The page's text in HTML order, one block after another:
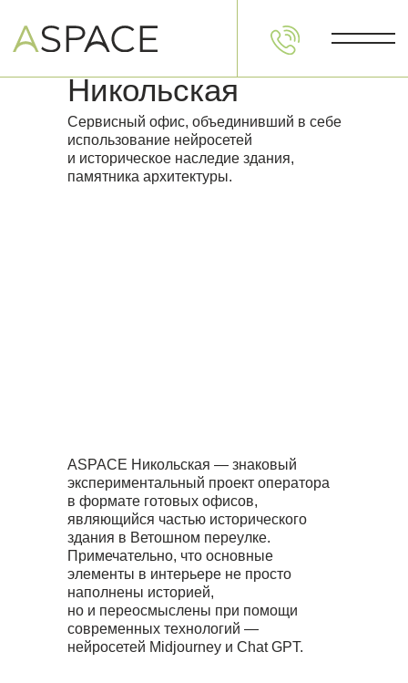
Никольская
Сервисный офис, объединивший в себе
использование нейросетей
и историческое наследие здания,
памятника архитектуры.
ASPACE Никольская — знаковый
экспериментальный проект оператора
в формате готовых офисов,
являющийся частью исторического
здания в Ветошном переулке.
Примечательно, что основные
элементы в интерьере не просто
наполнены историей,
но и переосмыслены при помощи
современных технологий —
нейросетей Midjourney и Chat GPT.